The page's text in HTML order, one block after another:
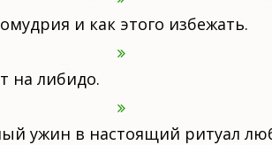
и как этого избежать.
на либидо.
ужин в настоящий ритуал